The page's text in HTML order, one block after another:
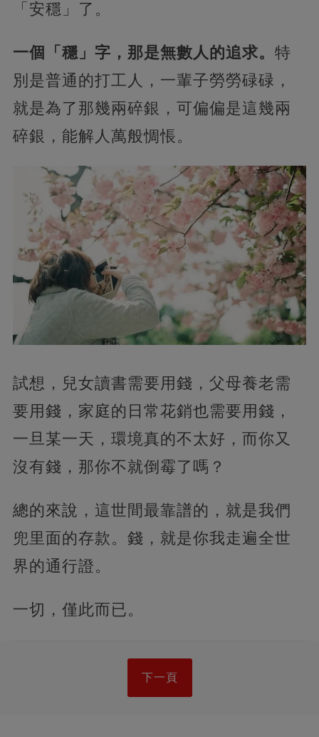
「安穩」了。
一個「穩」字，那是無數人的追求。 特
別是普通的打工人，一輩子勞勞碌碌，
就是為了那幾兩碎銀，可偏偏是這幾兩
碎銀，能解人萬般惆悵。
試想，兒女讀書需要用錢，父母養老需
要用錢，家庭的日常花銷也需要用錢，
一旦某一天，環境真的不太好，而你又
沒有錢，那你不就倒霉了嗎？
總的來說，這世間最靠譜的，就是我們
兜里面的存款。錢，就是你我走遍全世
界的通行證。
一切，僅此而已。
下一頁